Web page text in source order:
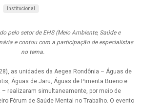
Institucional
pelo setor de EHS (Meio Ambiente, Saúde e
e contou com a participação de especialistas
no tema.
as unidades da Aegea Rondônia – Águas de
Águas de Jaru, Águas de Pimenta Bueno e
– realizaram simultaneamente, por meio de
Fórum de Saúde Mental no Trabalho. O evento